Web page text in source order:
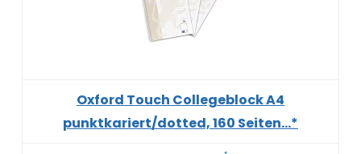
Oxford Touch Collegeblock A4
punktkariert/dotted, 160 Seiten...*